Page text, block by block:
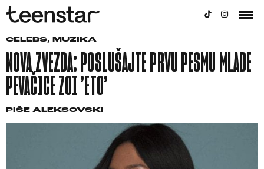
CELEBS, MUZIKA
NOVA ZVEZDA: POSLUŠAJTE PRVU PESMU MLADE
PEVAČICE ZOI ’ETO’
PIŠE ALEKSOVSKI